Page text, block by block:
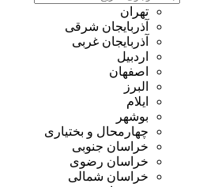
تهران
آذربایجان شرقی
آذربایجان غربی
اردبیل
اصفهان
البرز
ایلام
بوشهر
چهارمحال و بختیاری
خراسان جنوبی
خراسان رضوی
خراسان شمالی